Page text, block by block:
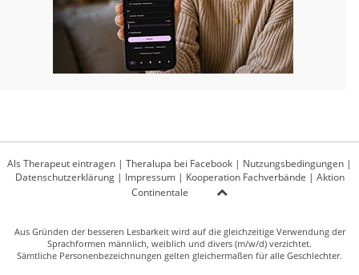
Als Therapeut eintragen | Theralupa bei Facebook | Nutzungsbedingungen |
Datenschutzerklärung| Impressum| Kooperation Fachverbände | Aktion
Continentale
Aus Gründen der besseren Lesbarkeit wird auf die gleichzeitige Verwendung der
Sprachformen männlich, weiblich und divers (m/w/d) verzichtet.
Sämtliche Personenbezeichnungen gelten gleichermaßen für alle Geschlechter.